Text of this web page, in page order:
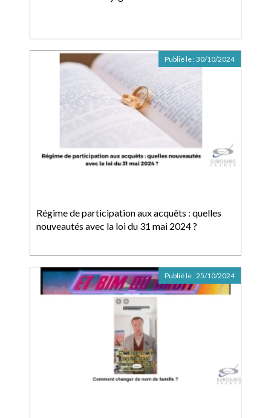
Régime de participation aux acquêts : quelles
nouveautés avec la loi du 31 mai 2024 ?
Publié le :30/10/2024
Publié le :25/10/2024